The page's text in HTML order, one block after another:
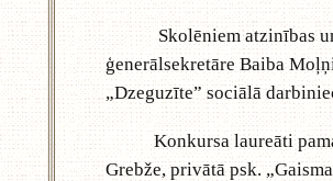
Skolēniem atzinības un
ģenerālsekretāre Baiba
„Dzeguzīte” sociālā
Konkursa laureāti
Grebže, privātā psk.